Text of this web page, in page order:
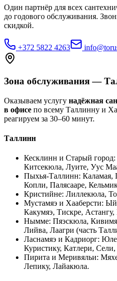
Один партнёр для всех
до годового обслуживания.
скидкой.
+372 5822 4263
Зона обслуживания —
Оказываем услугу надёжная
в офисе по всему Таллинну и
реагируем за 30–60 минут.
Таллинн
Кесклинн и Старый город:
Китсекюла, Луите, Уус
Пыхья-Таллинн: Каламая,
Копли, Палясааре,
Кристийне: Лиллекюла,
Мустамяэ и Хааберсти:
Какумяэ, Тискре,
Нымме: Пяэскюла,
Лийва, Лаагри (часть
Ласнамяэ и Кадриорг:
Куристику, Катлери,
Пирита и Меривяльи:
Лепику, Лайакюла.